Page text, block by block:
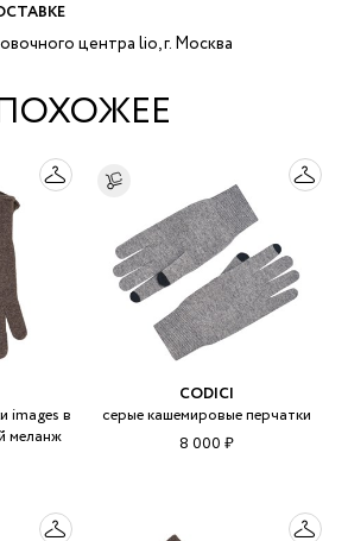
центра lio, г. Москва
images в
меланж
CODICI
серые кашемировые перчатки
8 000 ₽